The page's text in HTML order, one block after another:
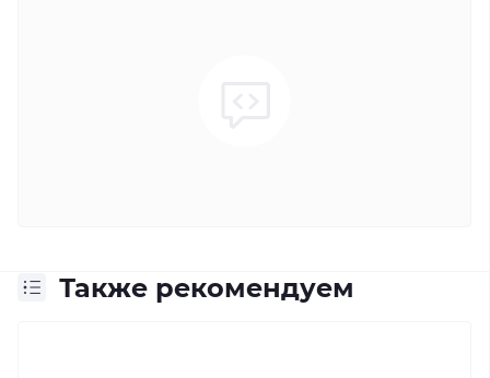
Также рекомендуем